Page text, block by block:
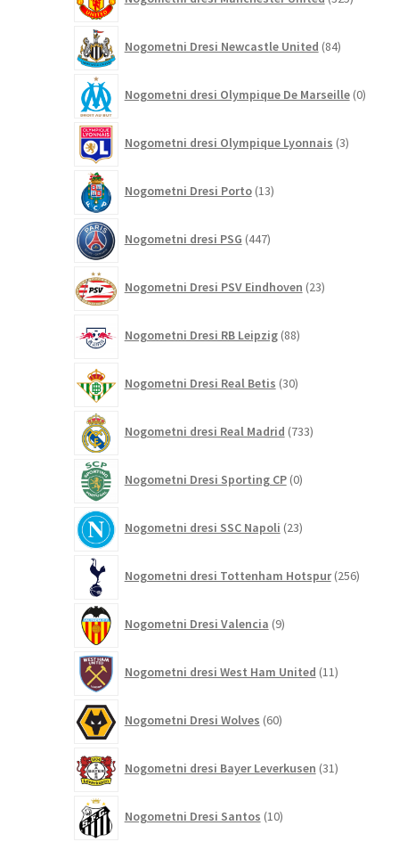
izdelkov
Nogometni Dresi Newcastle United 84izdelkov
Nogometni dresi Olympique De Marseille 0
Nogometni dresi Olympique Lyonnais 3izdelki
Nogometni Dresi Porto 13izdelkov
Nogometni dresi PSG 447izdelkov
Nogometni Dresi PSV Eindhoven 23izdelkov
Nogometni Dresi RB Leipzig 88izdelkov
Nogometni Dresi Real Betis 30izdelkov
Nogometni dresi Real Madrid 733izdelkov
Nogometni Dresi Sporting CP 0izdelkov
Nogometni dresi SSC Napoli 23izdelkov
Nogometni dresi Tottenham Hotspur 256
Nogometni Dresi Valencia 9izdelkov
Nogometni dresi West Ham United 11izdelkov
Nogometni Dresi Wolves 60izdelkov
Nogometni dresi Bayer Leverkusen 31izdelkov
Nogometni Dresi Santos 10izdelkov